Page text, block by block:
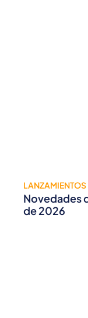
LANZAMIENTOS
Novedades
de 2026